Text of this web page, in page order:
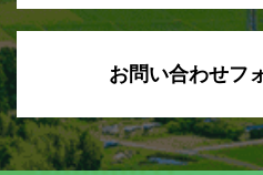
お問い合わせフ